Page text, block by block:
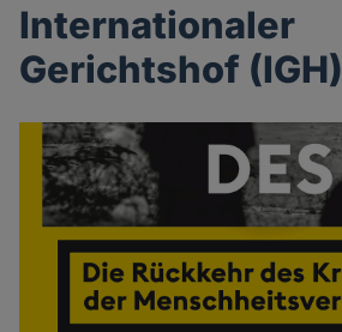
Internationaler
Gerichtshof (IGH)